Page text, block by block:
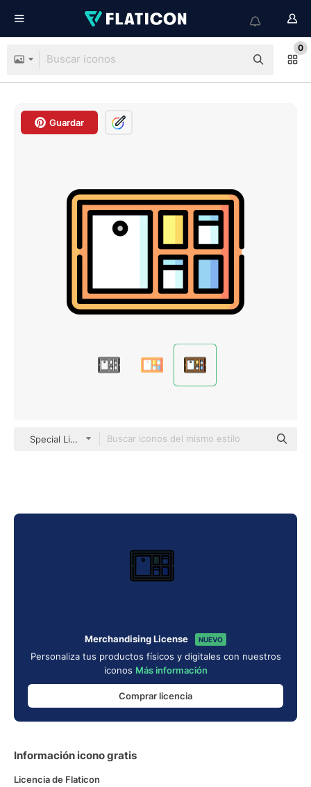
0
Guardar
Special Lineal color
Merchandising License NUEVO
Personaliza tus productos físicos y digitales con nuestros
iconos Más información
Comprar licencia
Información icono gratis
Licencia de Flaticon